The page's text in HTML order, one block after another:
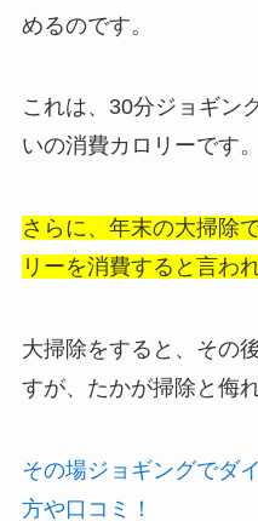
めるのです。
これは、30分ジョギン
いの消費カロリーです。
さらに、年末の大掃除
リーを消費すると言わ
大掃除をすると、その
すが、たかが掃除と侮
その場ジョギングでダ
方や口コミ！